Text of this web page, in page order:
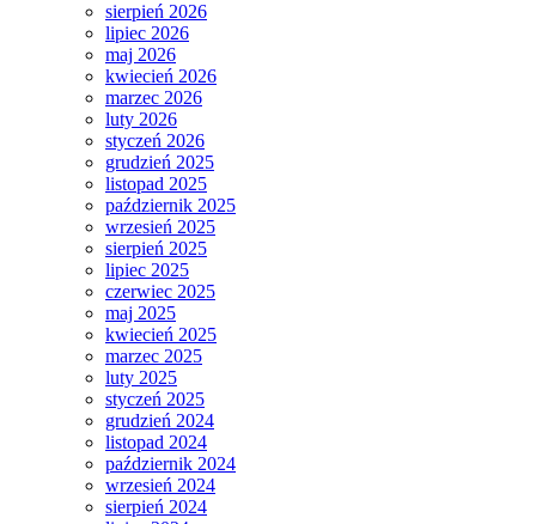
sierpień 2026
lipiec 2026
maj 2026
kwiecień 2026
marzec 2026
luty 2026
styczeń 2026
grudzień 2025
listopad 2025
październik 2025
wrzesień 2025
sierpień 2025
lipiec 2025
czerwiec 2025
maj 2025
kwiecień 2025
marzec 2025
luty 2025
styczeń 2025
grudzień 2024
listopad 2024
październik 2024
wrzesień 2024
sierpień 2024